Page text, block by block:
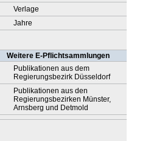
Verlage
Jahre
Weitere E-Pflichtsammlungen
Publikationen aus dem
Regierungsbezirk Düsseldorf
Publikationen aus den
Regierungsbezirken Münster,
Arnsberg und Detmold